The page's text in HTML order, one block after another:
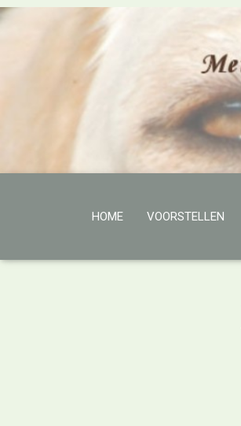
HOME VOORSTELLEN